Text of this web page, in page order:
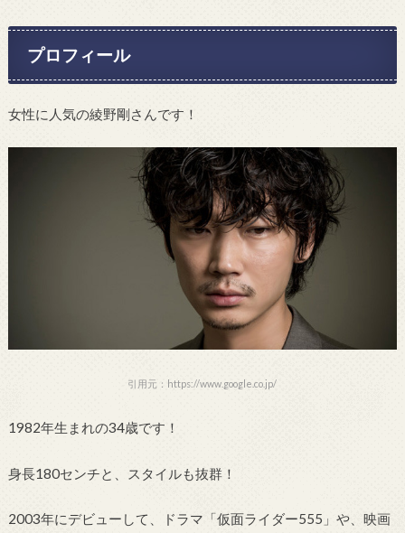
プロフィール
女性に人気の綾野剛さんです！
引用元：https://www.google.co.jp/
1982年生まれの34歳です！
身長180センチと、スタイルも抜群！
2003年にデビューして、ドラマ「仮面ライダー555」や、映画